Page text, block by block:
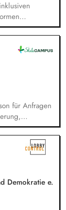
individuelle
und in den
mit
für Anfragen
du
Umsetzung.
du
zu
und
Demokratie e.